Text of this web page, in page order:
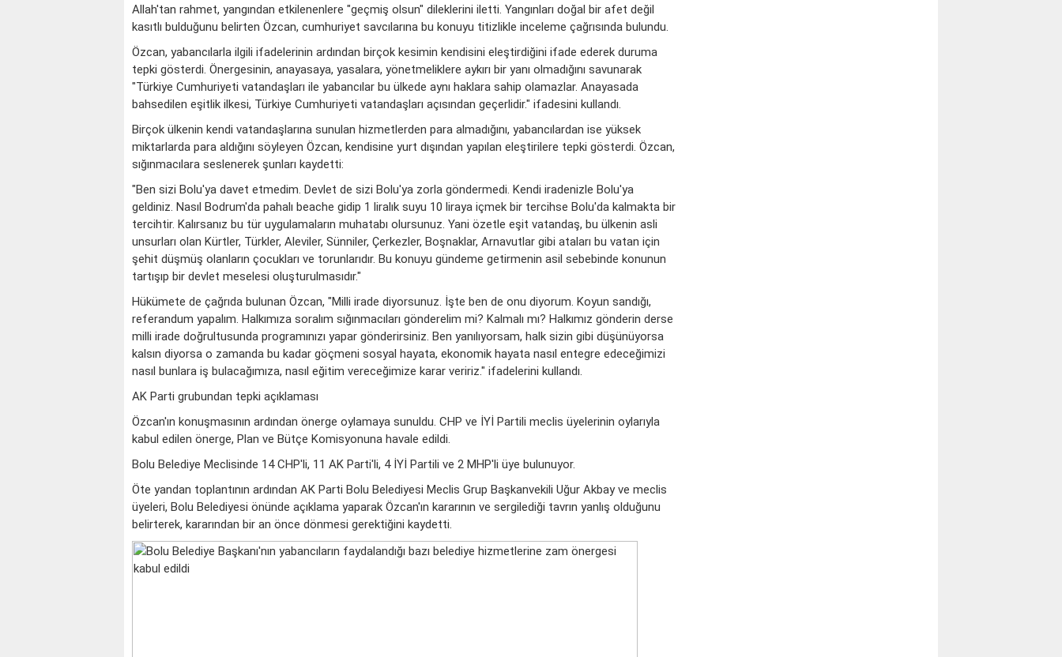
Allah'tan rahmet, yangından etkilenenlere "geçmiş olsun" dileklerini iletti. Yangınları doğal bir afet değil
kasıtlı bulduğunu belirten Özcan, cumhuriyet savcılarına bu konuyu titizlikle inceleme çağrısında bulundu.
Özcan, yabancılarla ilgili ifadelerinin ardından birçok kesimin kendisini eleştirdiğini ifade ederek duruma
tepki gösterdi. Önergesinin, anayasaya, yasalara, yönetmeliklere aykırı bir yanı olmadığını savunarak
"Türkiye Cumhuriyeti vatandaşları ile yabancılar bu ülkede aynı haklara sahip olamazlar. Anayasada
bahsedilen eşitlik ilkesi, Türkiye Cumhuriyeti vatandaşları açısından geçerlidir." ifadesini kullandı.
Birçok ülkenin kendi vatandaşlarına sunulan hizmetlerden para almadığını, yabancılardan ise yüksek
miktarlarda para aldığını söyleyen Özcan, kendisine yurt dışından yapılan eleştirilere tepki gösterdi. Özcan,
sığınmacılara seslenerek şunları kaydetti:
"Ben sizi Bolu'ya davet etmedim. Devlet de sizi Bolu'ya zorla göndermedi. Kendi iradenizle Bolu'ya
geldiniz. Nasıl Bodrum'da pahalı beache gidip 1 liralık suyu 10 liraya içmek bir tercihse Bolu'da kalmakta bir
tercihtir. Kalırsanız bu tür uygulamaların muhatabı olursunuz. Yani özetle eşit vatandaş, bu ülkenin asli
unsurları olan Kürtler, Türkler, Aleviler, Sünniler, Çerkezler, Boşnaklar, Arnavutlar gibi ataları bu vatan için
şehit düşmüş olanların çocukları ve torunlarıdır. Bu konuyu gündeme getirmenin asil sebebinde konunun
tartışıp bir devlet meselesi oluşturulmasıdır."
Hükümete de çağrıda bulunan Özcan, "Milli irade diyorsunuz. İşte ben de onu diyorum. Koyun sandığı,
referandum yapalım. Halkımıza soralım sığınmacıları gönderelim mi? Kalmalı mı? Halkımız gönderin derse
milli irade doğrultusunda programınızı yapar gönderirsiniz. Ben yanılıyorsam, halk sizin gibi düşünüyorsa
kalsın diyorsa o zamanda bu kadar göçmeni sosyal hayata, ekonomik hayata nasıl entegre edeceğimizi
nasıl bunlara iş bulacağımıza, nasıl eğitim vereceğimize karar veririz." ifadelerini kullandı.
AK Parti grubundan tepki açıklaması
Özcan'ın konuşmasının ardından önerge oylamaya sunuldu. CHP ve İYİ Partili meclis üyelerinin oylarıyla
kabul edilen önerge, Plan ve Bütçe Komisyonuna havale edildi.
Bolu Belediye Meclisinde 14 CHP'li, 11 AK Parti'li, 4 İYİ Partili ve 2 MHP'li üye bulunuyor.
Öte yandan toplantının ardından AK Parti Bolu Belediyesi Meclis Grup Başkanvekili Uğur Akbay ve meclis
üyeleri, Bolu Belediyesi önünde açıklama yaparak Özcan'ın kararının ve sergilediği tavrın yanlış olduğunu
belirterek, kararından bir an önce dönmesi gerektiğini kaydetti.